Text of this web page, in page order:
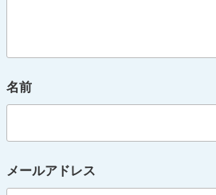
名前
メールアドレス